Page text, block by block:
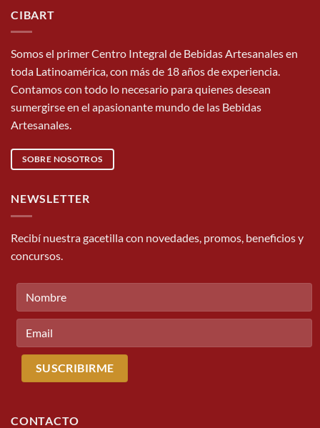
CIBART
Somos el primer Centro Integral de Bebidas Artesanales en
toda Latinoamérica, con más de 18 años de experiencia.
Contamos con todo lo necesario para quienes desean
sumergirse en el apasionante mundo de las Bebidas
Artesanales.
SOBRE NOSOTROS
NEWSLETTER
Recibí nuestra gacetilla con novedades, promos, beneficios y
concursos.
CONTACTO